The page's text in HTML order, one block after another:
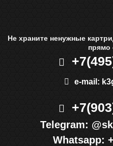
Не храните ненужные
прямо
e-mail:
Telegram:
Whatsapp: